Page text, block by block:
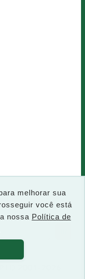
melhorar sua
você está
nossa Política de